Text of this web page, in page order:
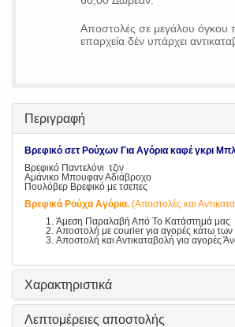
Αποστολές σε μεγάλου όγκου
επαρχεία δέν υπάρχει
Περιγραφή
Βρεφικό σετ Ρούχων Για Αγόρια καφέ γκρι
Βρεφικό Παντελόνι τζιν
Αμάνικο Μπουφαν Αδιάβροχο
Πουλόβερ Βρεφικό με τσεπες
Βρεφικά Ρούχα Αγόρια. (Αποστολές και
Άμεση Παραλαβή Από Το Κατάστημά μας
Αποστολή με courier για αγορές κάτω
Αποστολή και Αντικαταβολή για αγορές
Χαρακτηριστικά
Λεπτομέρειες αποστολής